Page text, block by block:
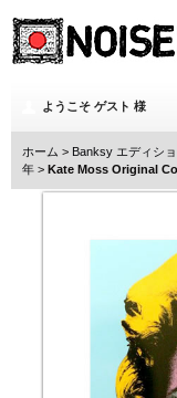
ようこそ ゲスト 様
ホーム > Banksy エディシ
年 > Kate Moss Original